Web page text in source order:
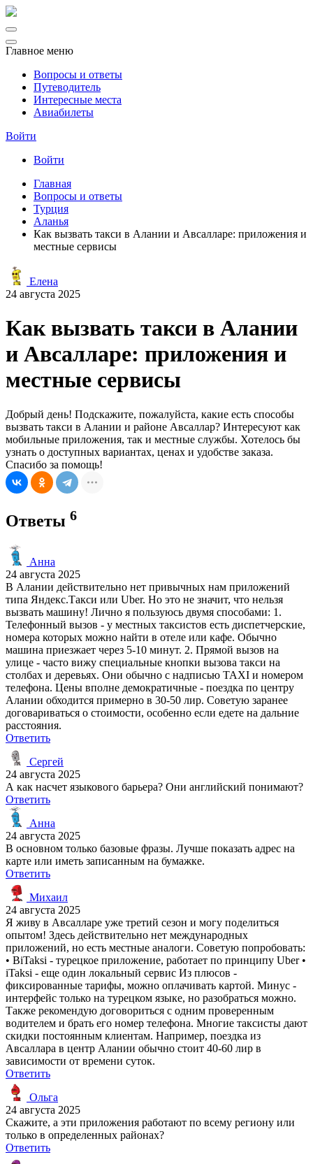
Главное меню
Вопросы и ответы
Путеводитель
Интересные места
Авиабилеты
Войти
Войти
Главная
Вопросы и ответы
Турция
Аланья
Как вызвать такси в Алании и Авсалларе: приложения и
местные сервисы
Елена
24 августа 2025
Как вызвать такси в Алании
и Авсалларе: приложения и
местные сервисы
Добрый день! Подскажите, пожалуйста, какие есть способы
вызвать такси в Алании и районе Авсаллар? Интересуют как
мобильные приложения, так и местные службы. Хотелось бы
узнать о доступных вариантах, ценах и удобстве заказа.
Спасибо за помощь!
Ответы 6
Анна
24 августа 2025
В Алании действительно нет привычных нам приложений
типа Яндекс.Такси или Uber. Но это не значит, что нельзя
вызвать машину! Лично я пользуюсь двумя способами: 1.
Телефонный вызов - у местных таксистов есть диспетчерские,
номера которых можно найти в отеле или кафе. Обычно
машина приезжает через 5-10 минут. 2. Прямой вызов на
улице - часто вижу специальные кнопки вызова такси на
столбах и деревьях. Они обычно с надписью TAXI и номером
телефона. Цены вполне демократичные - поездка по центру
Алании обходится примерно в 30-50 лир. Советую заранее
договариваться о стоимости, особенно если едете на дальние
расстояния.
Ответить
Сергей
24 августа 2025
А как насчет языкового барьера? Они английский понимают?
Ответить
Анна
24 августа 2025
В основном только базовые фразы. Лучше показать адрес на
карте или иметь записанным на бумажке.
Ответить
Михаил
24 августа 2025
Я живу в Авсалларе уже третий сезон и могу поделиться
опытом! Здесь действительно нет международных
приложений, но есть местные аналоги. Советую попробовать:
• BiTaksi - турецкое приложение, работает по принципу Uber •
iTaksi - еще один локальный сервис Из плюсов -
фиксированные тарифы, можно оплачивать картой. Минус -
интерфейс только на турецком языке, но разобраться можно.
Также рекомендую договориться с одним проверенным
водителем и брать его номер телефона. Многие таксисты дают
скидки постоянным клиентам. Например, поездка из
Авсаллара в центр Алании обычно стоит 40-60 лир в
зависимости от времени суток.
Ответить
Ольга
24 августа 2025
Скажите, а эти приложения работают по всему региону или
только в определенных районах?
Ответить